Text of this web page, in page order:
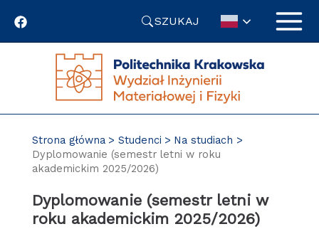
SZUKAJ
Strona główna Studenci
Na studiach
Dyplomowanie (semestr letni w roku
akademickim 2025/2026)
Dyplomowanie (semestr letni w
roku akademickim 2025/2026)